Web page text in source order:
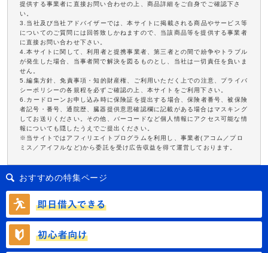
提供する事業者に直接お問い合わせの上、商品詳細をご自身でご確認下さ
い。
3.当社及び当社アドバイザーでは、本サイトに掲載される商品やサービス等
についてのご質問には回答致しかねますので、当該商品等を提供する事業者
に直接お問い合わせ下さい。
4.本サイトに関して、利用者と提携事業者、第三者との間で紛争やトラブル
が発生した場合、当事者間で解決を図るものとし、当社は一切責任を負いま
せん。
5.編集方針、免責事項・知的財産権、ご利用いただく上での注意、プライバ
シーポリシーの各規程を必ずご確認の上、本サイトをご利用下さい。
6.カードローンお申し込み時に保険証を提出する場合、保険者番号、被保険
者記号・番号、通院歴、臓器提供意思確認欄に記載がある場合はマスキング
してお送りください。その他、バーコードなど個人情報にアクセス可能な情
報についても隠したうえでご提出ください。
※当サイトではアフィリエイトプログラムを利用し、事業者(アコム／プロ
ミス／アイフルなど)から委託を受け広告収益を得て運営しております。
おすすめの特集ページ